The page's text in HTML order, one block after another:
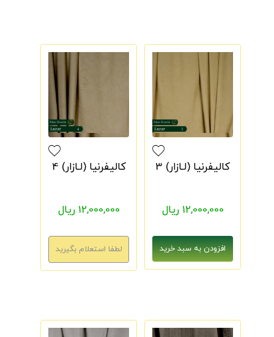
کالیفرنیا (لـازار) 3
12,000,000 ریال
کالیفرنیا (لـازار) 4
12,000,000 ریال